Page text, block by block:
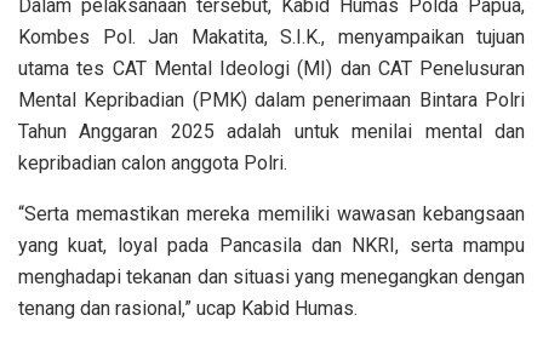
Dalam pelaksanaan tersebut, Kabid Humas Polda Papua,
Kombes Pol. Jan Makatita, S.I.K., menyampaikan tujuan
utama tes CAT Mental Ideologi (MI) dan CAT Penelusuran
Mental Kepribadian (PMK) dalam penerimaan Bintara Polri
Tahun Anggaran 2025 adalah untuk menilai mental dan
kepribadian calon anggota Polri.
“Serta memastikan mereka memiliki wawasan kebangsaan
yang kuat, loyal pada Pancasila dan NKRI, serta mampu
menghadapi tekanan dan situasi yang menegangkan dengan
tenang dan rasional,” ucap Kabid Humas.